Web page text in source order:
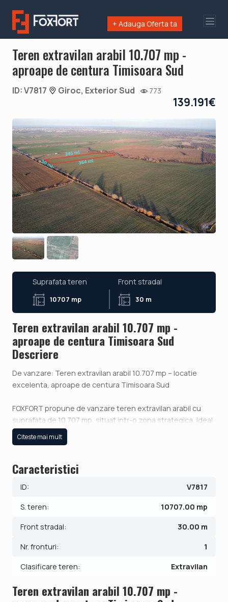
+ Adauga Oferta ta
Teren extravilan arabil 10.707 mp -
aproape de centura Timisoara Sud
ID: V7817 Giroc, Exterior Sud 773
139.191€
Suprafata teren
10707 mp
Front stradal
30 m
Teren extravilan arabil 10.707 mp -
aproape de centura Timisoara Sud
Descriere
De vanzare: Teren extravilan arabil 10.707 mp – locatie
excelenta, aproape de centura Timisoara Sud
FOXFORT propune de vanzare teren extravilan arabil cu
suprafata de 10.707 mp, situat intr-o zona strategica, ideal
pentru investitie agricola sau dezvoltare viitoare.
Front stradal: 30 ml
Acces facil: la doar 705 m de drumul asfaltat
Localizare excelenta:
- 2,5 km pana la Complexul Flonta.
sau ca investitie pe termen lung.
Citeste mai mult
Caracteristici
ID: V7817
S. teren: 10707.00 mp
Front stradal: 30.00 m
Nr. fronturi: 1
Clasificare teren: Extravilan
Teren extravilan arabil 10.707 mp -